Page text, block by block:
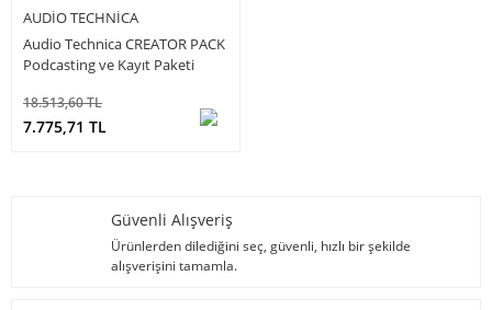
AUDIO TECHNICA
Audio Technica CREATOR PACK
Podcasting ve Kayıt Paketi
18.513,60 TL
7.775,71 TL
Güvenli Alışveriş
Ürünlerden dilediğini seç, güvenli, hızlı bir şekilde
alışverişini tamamla.